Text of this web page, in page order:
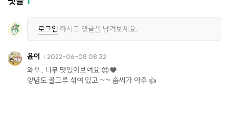
로그인 하시고 댓글을 남겨보세요.
윤이 2022-06-08 08:32
와우.. 너무 맛있어보여요 😍♥️
양념도 골고루 섞여 있고 ~~ 솜씨가 아주 👍